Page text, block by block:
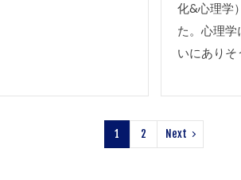
化&心理学
た。心理学
いにあり
1 2 Next